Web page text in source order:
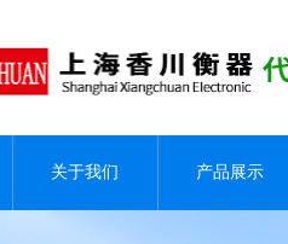
关于我们 产品展示